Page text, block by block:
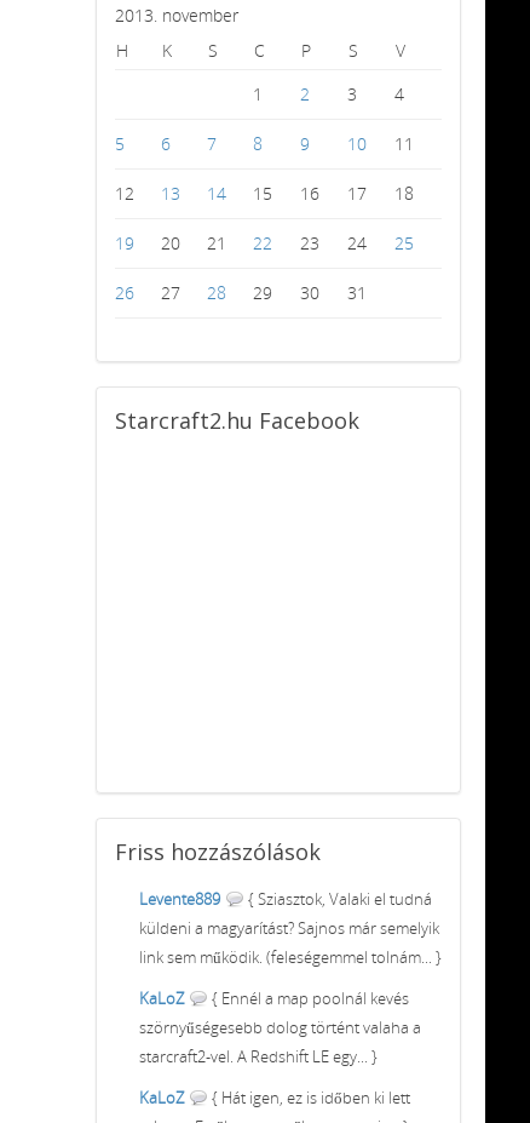
2013. november
H
K S C P S
V
1
2 3 4
5 6 7 8 9 10 11
12 13 14 15 16 17 18
19 20 21 22 23 24 25
26 27 28 29 30 31
Starcraft2.hu Facebook
Friss hozzászólások
Levente889
{ Sziasztok, Valaki el tudná
küldeni a magyarítást? Sajnos már semelyik
link sem működik. (feleségemmel tolnám... }
KaLoZ
{ Ennél a map poolnál kevés
szörnyűségesebb dolog történt valaha a
starcraft2-vel. A Redshift LE egy... }
KaLoZ
{ Hát igen, ez is időben ki lett